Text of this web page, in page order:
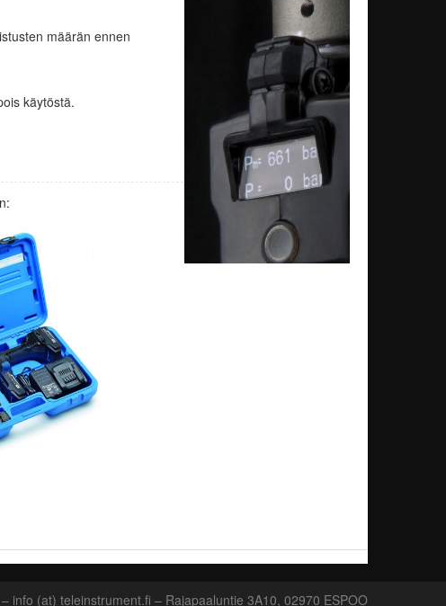
määrän ennen
käytöstä.
info (at) teleinstrument.fi – Rajapaaluntie 3A10, 02970 ESPOO